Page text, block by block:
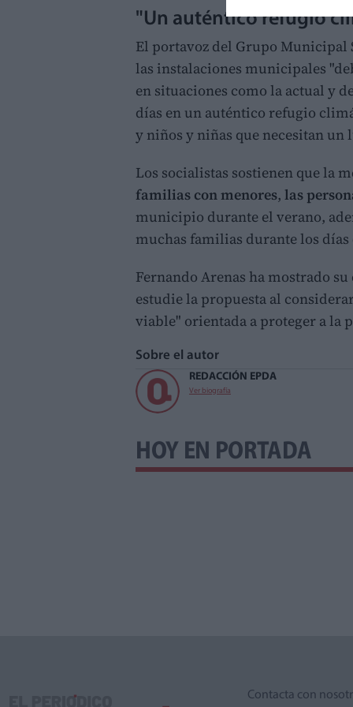
"Un auténtico refugio
El portavoz del Grupo Municipal
las instalaciones municipales
en situaciones como la actual y
días en un auténtico refugio
y niños y niñas que necesitan
Los socialistas sostienen que la
familias con menores, las
municipio durante el verano,
muchas familias durante los
Fernando Arenas ha mostrado
estudie la propuesta al
viable" orientada a proteger a la
Sobre el autor
REDACCIÓN EPDA
Ver biografía
HOY EN PORTADA
Contacta con